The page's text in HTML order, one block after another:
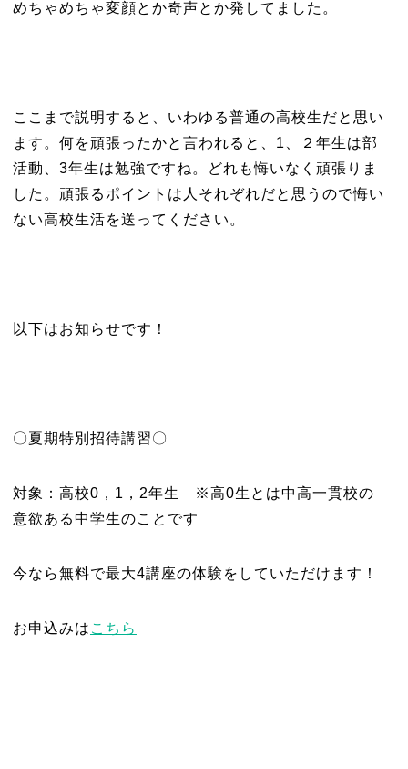
めちゃめちゃ変顔とか奇声とか発してました。
ここまで説明すると、いわゆる普通の高校生だと思い
ます。何を頑張ったかと言われると、1、２年生は部
活動、3年生は勉強ですね。どれも悔いなく頑張りま
した。頑張るポイントは人それぞれだと思うので悔い
ない高校生活を送ってください。
以下はお知らせです！
〇夏期特別招待講習〇
対象：高校0，1，2年生 ※高0生とは中高一貫校の
意欲ある中学生のことです
今なら無料で最大4講座の体験をしていただけます！
お申込みは こちら